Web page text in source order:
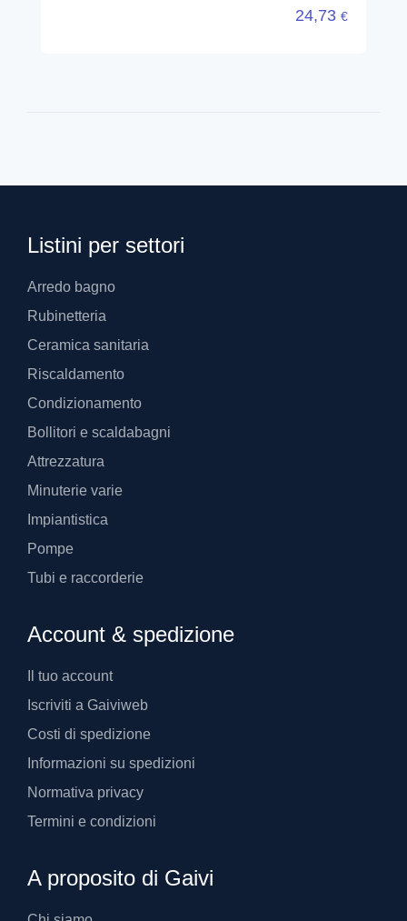
24,73 €
Listini per settori
Arredo bagno
Rubinetteria
Ceramica sanitaria
Riscaldamento
Condizionamento
Bollitori e scaldabagni
Attrezzatura
Minuterie varie
Impiantistica
Pompe
Tubi e raccorderie
Account & spedizione
Il tuo account
Iscriviti a Gaiviweb
Costi di spedizione
Informazioni su spedizioni
Normativa privacy
Termini e condizioni
A proposito di Gaivi